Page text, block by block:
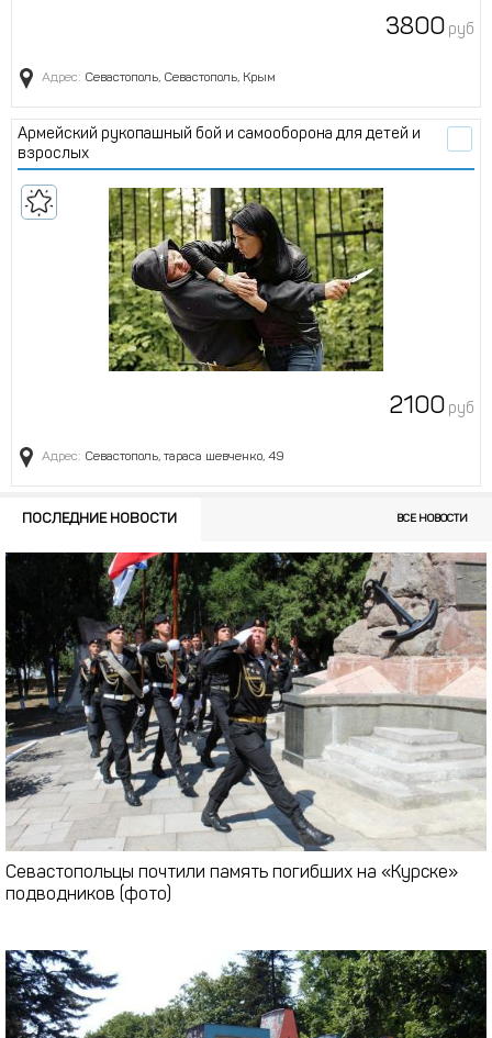
3800 руб
Адрес: Севастополь, Севастополь, Крым
Армейский рукопашный бой и самооборона для детей и
взрослых
2100 руб
Адрес: Севастополь, тараса шевченко, 49
Севастопольцы почтили память погибших на «Курске»
подводников (фото)
ПОСЛЕДНИЕ НОВОСТИ ВСЕ НОВОСТИ